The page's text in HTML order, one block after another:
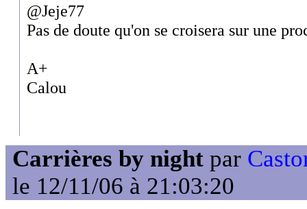
@Jeje77
Pas de doute qu'on se croisera sur une
A+
Calou
Carrières by night par
le 12/11/06 à 21:03:20